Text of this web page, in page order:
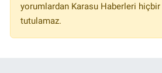
yorumlardan Karasu Haberleri
tutulamaz.